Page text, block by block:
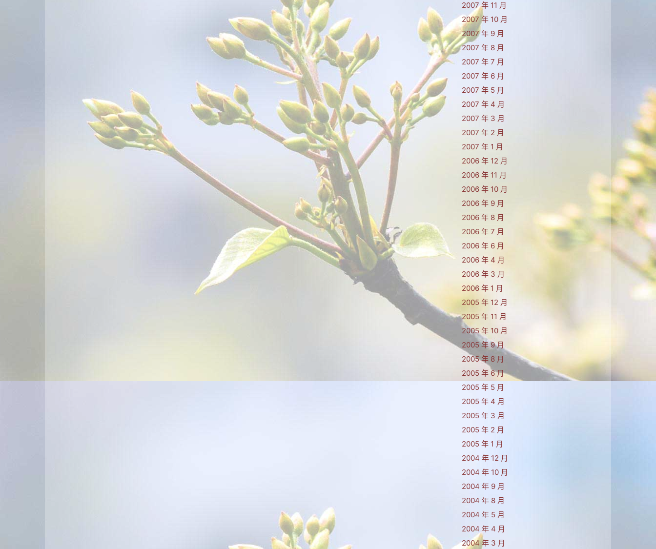
2007 年 11 月
2007 年 10 月
2007 年 9 月
2007 年 8 月
2007 年 7 月
2007 年 6 月
2007 年 5 月
2007 年 4 月
2007 年 3 月
2007 年 2 月
2007 年 1 月
2006 年 12 月
2006 年 11 月
2006 年 10 月
2006 年 9 月
2006 年 8 月
2006 年 7 月
2006 年 6 月
2006 年 4 月
2006 年 3 月
2006 年 1 月
2005 年 12 月
2005 年 11 月
2005 年 10 月
2005 年 9 月
2005 年 8 月
2005 年 6 月
2005 年 5 月
2005 年 4 月
2005 年 3 月
2005 年 2 月
2005 年 1 月
2004 年 12 月
2004 年 10 月
2004 年 9 月
2004 年 8 月
2004 年 5 月
2004 年 4 月
2004 年 3 月